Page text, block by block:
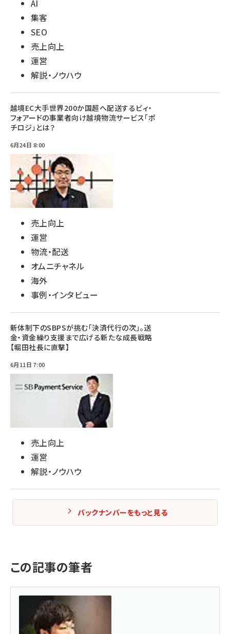
AI
集客
SEO
売上向上
運営
解説・ノウハウ
越境EC大手世界200か国超へ配送するビィ・
フォアードの事業者向け越境物流サービス「ポ
チロジ」とは？
6月24日 8:00
売上向上
運営
物流・配送
オムニチャネル
海外
事例・インタビュー
新体制下のSBPSが挑む「決済代行の次」。送
金・資金繰り支援まで広げる新たな成長戦略
【堀田社長に直撃】
6月11日 7:00
売上向上
運営
解説・ノウハウ
バックナンバーをもっと見る
この記事の筆者